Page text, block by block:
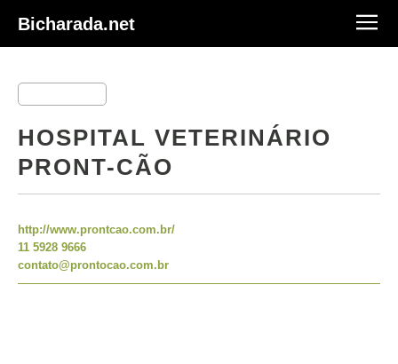
Bicharada.net
HOSPITAL VETERINÁRIO
PRONT-CÃO
http://www.prontcao.com.br/
11 5928 9666
contato@prontocao.com.br